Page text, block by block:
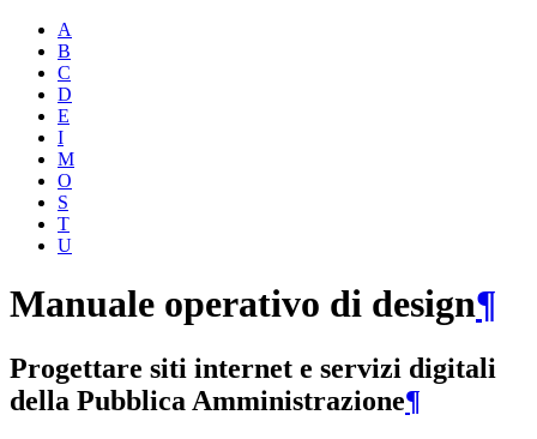
A
B
C
D
E
I
M
O
S
T
U
Manuale operativo di design¶
Progettare siti internet e servizi digitali
della Pubblica Amministrazione¶